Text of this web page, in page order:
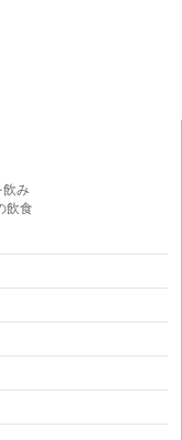
飲み
飲食